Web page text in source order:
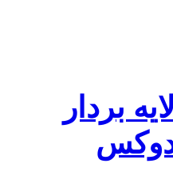
بردار
دوکس